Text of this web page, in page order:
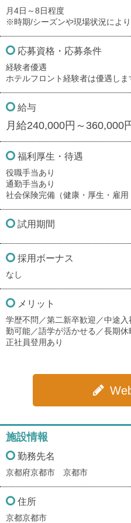
月4日～8日程度
※時期/シーズンや現場状況によ
応募資格・応募条件
経験者優遇
ホテルフロント経験者は優遇しま
給与
月給240,000円～360,000
福利厚生・待遇
役職手当あり
通勤手当あり
社会保険完備（健康・厚生・雇用
試用期間
採用ボーナス
なし
メリット
学歴不問／第二新卒歓迎／中途
勤可能／語学が活かせる／長期
正社員登用あり
施設情報
勤務先名
京都府京都市 京都市
住所
京都京都市